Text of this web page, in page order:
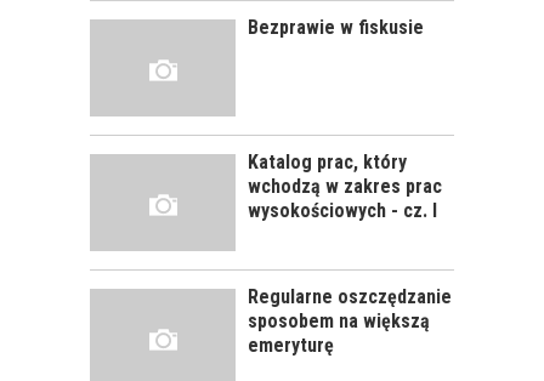
PRACOWNIKÓW?
CZĘŚĆ PIERWSZA!
WYGLĄDAĆ
PRAWIDŁOWE
SZKOLENIE
PRACOWNIKÓW?
ROZWÓJ
PRACOWNIKA - JAK O
NIEGO DBAĆ?
Bezprawie w fiskusie
Katalog prac, który
wchodzą w zakres prac
wysokościowych - cz. I
Regularne oszczędzanie
sposobem na większą
emeryturę